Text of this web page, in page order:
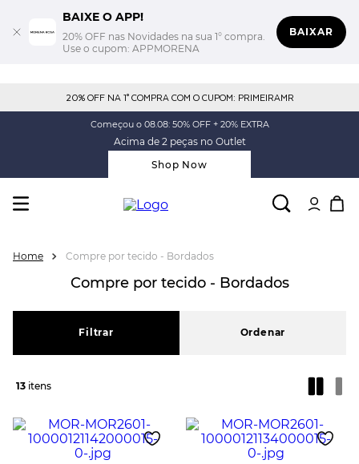
BAIXE O APP!
20% OFF nas Novidades na sua 1° compra.
Use o cupom: APPMORENA
BAIXAR
20% OFF NA 1° COMPRA COM O CUPOM: PRIMEIRAMR
Começou o 08.08: 50% OFF + 20% EXTRA
Acima de 2 peças no Outlet
Shop Now
Compre por tecido - Bordados
Compre por tecido - Bordados
Filtrar
13